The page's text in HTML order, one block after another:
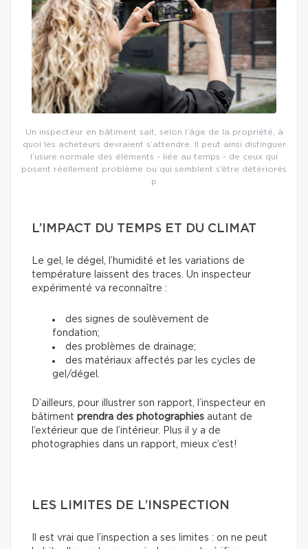
Un inspecteur en bâtiment sait, selon l’âge de la propriété, à
quoi les acheteurs devraient s’attendre. Il peut ainsi distinguer
l’usure normale des éléments - liée au temps - de ceux qui
posent réellement problème ou qui semblent s’être détériorés
p
L’IMPACT DU TEMPS ET DU CLIMAT
Le gel, le dégel, l’humidité et les variations de
température laissent des traces. Un inspecteur
expérimenté va reconnaître :
des signes de soulèvement de
fondation;
des problèmes de drainage;
des matériaux affectés par les cycles de
gel/dégel.
D’ailleurs, pour illustrer son rapport, l’inspecteur en
bâtiment prendra des photographies autant de
l’extérieur que de l’intérieur. Plus il y a de
photographies dans un rapport, mieux c’est!
LES LIMITES DE L’INSPECTION
Il est vrai que l’inspection a ses limites : on ne peut